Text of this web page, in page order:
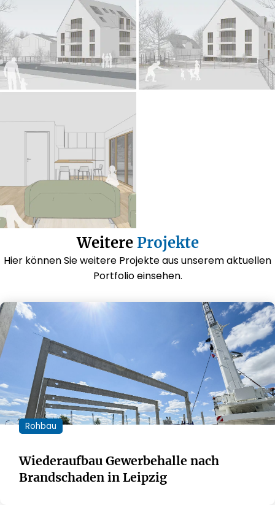
Weitere Projekte
Hier können Sie weitere Projekte aus unserem aktuellen
Portfolio einsehen.
Rohbau
Wiederaufbau Gewerbehalle nach
Brandschaden in Leipzig